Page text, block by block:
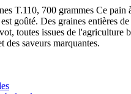
T.110, 700 grammes Ce pain
goûté. Des graines entières
toutes issues de l'agriculture
des saveurs marquantes.